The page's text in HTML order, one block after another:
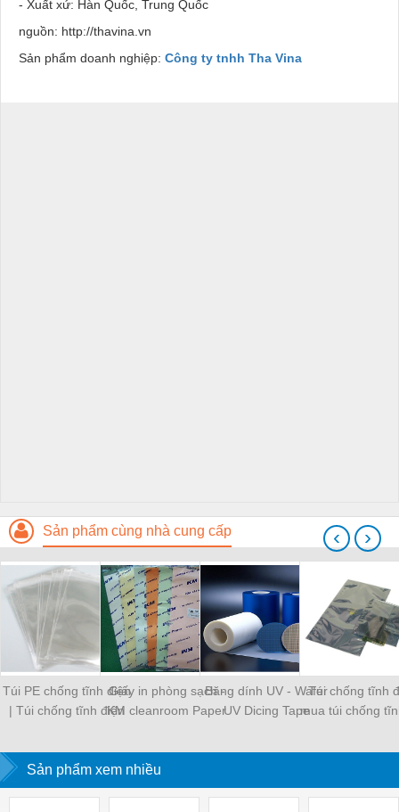
- Xuất xứ: Hàn Quốc, Trung Quốc
nguồn: http://thavina.vn
Sản phẩm doanh nghiệp: Công ty tnhh Tha Vina
Sản phẩm cùng nhà cung cấp
Túi PE chống tĩnh điện
| Túi chống tĩnh điện
Giấy in phòng sạch -
KM cleanroom Paper
Băng dính UV - Wafer
UV Dicing Tape
Túi chống tĩnh
mua túi chống
‹ ›
Sản phẩm xem nhiều